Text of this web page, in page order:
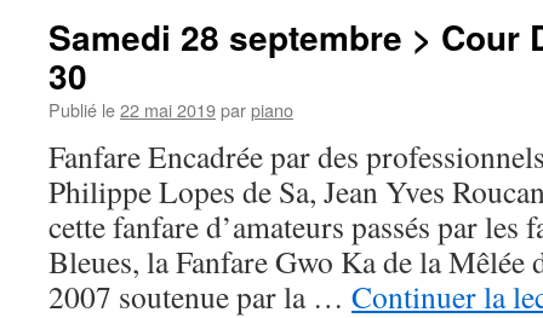
>
30
Samedi 28 septembre > Cour
30
Publié le22 mai 2019parpiano
Fanfare Encadrée par des
Philippe Lopes de Sa, Jean Yves
cette fanfare d’amateurs passés par les
Bleues, la Fanfare Gwo Ka de la Mêlée
2007 soutenue par la … Continuer la